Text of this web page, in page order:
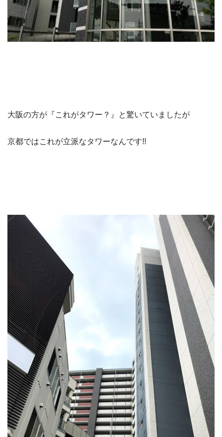
大阪の方が『これがタワー？』と驚いていましたが
京都ではこれが立派なタワーなんです!!